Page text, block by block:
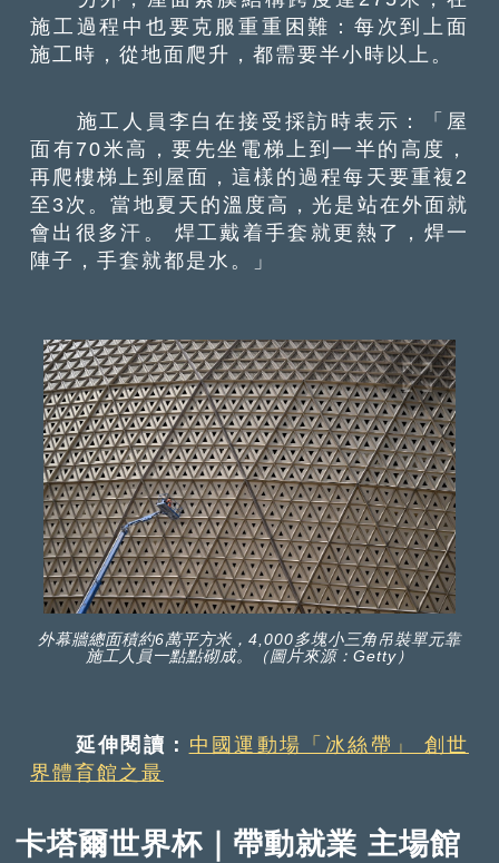
施工過程中也要克服重重困難：每次到上面
施工時，從地面爬升，都需要半小時以上。
施工人員李白在接受採訪時表示：「屋
面有70米高，要先坐電梯上到一半的高度，
再爬樓梯上到屋面，這樣的過程每天要重複2
至3次。當地夏天的溫度高，光是站在外面就
會出很多汗。 焊工戴着手套就更熱了，焊一
陣子，手套就都是水。」
外幕牆總面積約6萬平方米，4,000多塊小三角吊裝單元靠
施工人員一點點砌成。（圖片來源：Getty）
延伸閱讀： 中國運動場「冰絲帶」 創世
界體育館之最
卡塔爾世界杯｜帶動就業 主場館